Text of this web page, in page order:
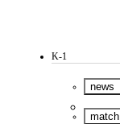
K-1
news
match